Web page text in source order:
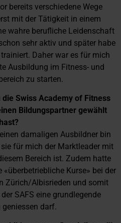
bereits verschiedene Wege
mit der Tätigkeit in einem
wahre berufliche Leidenschaft
sehr aktiv und später habe
Daher war es für mich
Ausbildung im Fitness- und
zu starten.
Swiss Academy of Fitness
Bildungspartner gewählt
hast?
damaligen Ausbildner bin
für mich der Marktleader mit
Bereich ist. Zudem hatte
Kurse» bei der
Zürich/Albisrieden und somit
SAFS eine grundlegende
darf.